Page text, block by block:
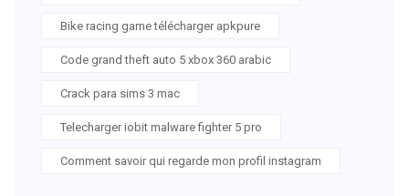
Bike racing game télécharger apkpure
Code grand theft auto 5 xbox 360 arabic
Crack para sims 3 mac
Telecharger iobit malware fighter 5 pro
Comment savoir qui regarde mon profil instagram